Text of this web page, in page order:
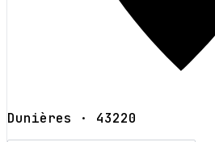
Dunières · 43220